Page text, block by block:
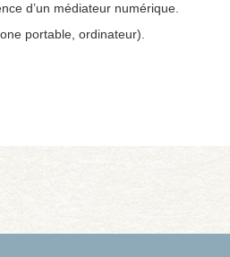
d’un médiateur numérique.
portable, ordinateur).